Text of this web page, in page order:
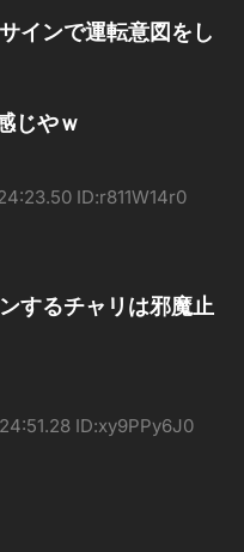
インで運転意図をし
じやｗ
ID:r811W14r0
するチャリは邪魔止
ID:xy9PPy6J0